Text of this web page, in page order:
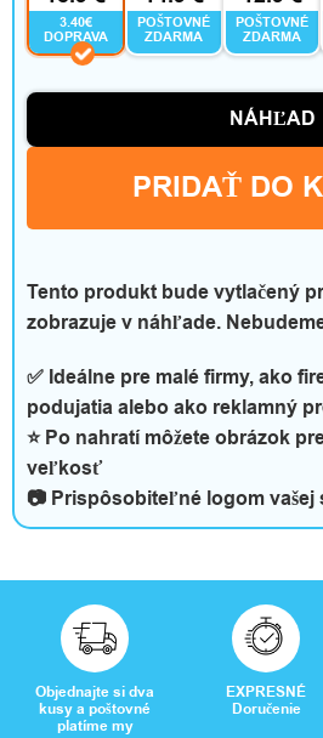
ľ
n
č
R
e
c
e
z
i
e
3.40€
DOPRAVA
POŠTOVNÉ
ZDARMA
POŠTOVNÉ
ZDARMA
NÁHĽAD
PRIDAŤ DO
Tento produkt bude vytlačený
zobrazuje v náhľade.
✅ Ideálne pre malé firmy, ako
podujatia alebo ako reklamný
⭐ Po nahratí môžete obrázok
veľkosť
📷 Prispôsobiteľné logom vašej
Objednajte si dva
kusy a poštovné
platíme my
EXPRESNÉ
Doručenie